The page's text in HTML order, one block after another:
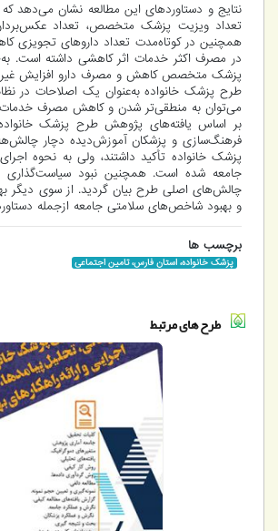
نتایج و دستاوردهای این مطالعه نشان
تعداد ویزیت پزشک متخصص، تعداد
همچنین در کوتاه‌مدت تعداد داروهای تجویزی
در مصرف اکثر خدمات اثر کاهشی داشته است.
پزشک متخصص کاهش و مصرف دارو افزایش غیر
طرح پزشک خانواده به‌عنوان یک اصلاحات در
می‌توان به منطقی‌تر شدن و کاهش مصرف خدمات
بر اساس یافته‌های پژوهش طرح پزشک خانواده
فرهنگ‌سازی و پزشکان آموزش‌دیده دچار
پزشک خانواده تأکید داشتند، ولی به نحوه
جامعه شده است. همچنین نبود
چالش‌های اصلی طرح بیان گردید. از سوی دیگر
و بهبود شاخص‌های سلامتی جامعه ازجمله
برچسب ها
پزشک خانواده، استان فارس، تامین اجتماعی
طرح های مرتبط